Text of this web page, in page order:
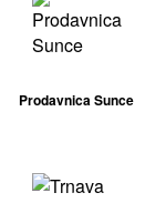
Prodavnica Sunce